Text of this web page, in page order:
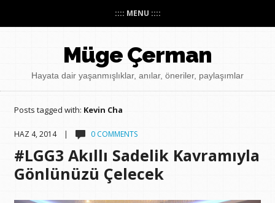
:::: MENU ::::
Müge Çerman
Hayata dair yaşanmışlıklar, anılar, öneriler, paylaşımlar
Posts tagged with: Kevin Cha
HAZ 4, 2014 | 0 COMMENTS
#LGG3 Akıllı Sadelik Kavramıyla
Gönlünüzü Çelecek